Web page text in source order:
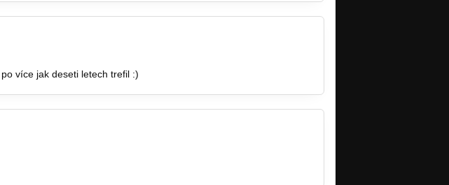
více jak deseti letech trefil :)